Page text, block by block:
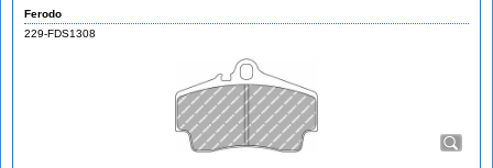
Ferodo
229-FDS1308